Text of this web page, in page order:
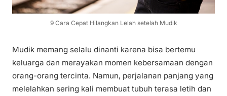
9 Cara Cepat Hilangkan Lelah setelah Mudik
Mudik memang selalu dinanti karena bisa bertemu
keluarga dan merayakan momen kebersamaan dengan
orang-orang tercinta. Namun, perjalanan panjang yang
melelahkan sering kali membuat tubuh terasa letih dan